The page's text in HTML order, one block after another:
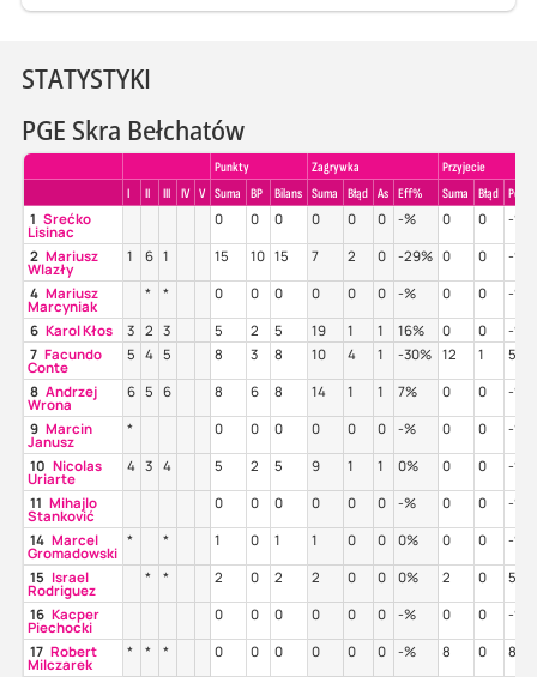
STATYSTYKI
PGE Skra Bełchatów
Punkty Zagrywka
Przyjecie
I
II III IV V Suma BP Bilans Suma Błąd As Eff% Suma Błąd Poz%
1 Srećko
Lisinac
0 0 0 0 0 0 -% 0 0 -%
2 Mariusz
Wlazły
1 6 1 15 10 15 7 2 0 -29% 0 0 -%
4 Mariusz
Marcyniak
* * 0 0 0 0 0 0 -% 0 0 -%
6 Karol Kłos 3 2 3 5 2 5 19 1 1 16% 0 0
-%
7 Facundo
Conte
5 4 5 8 3 8 10 4 1 -30% 12 1 58%
8 Andrzej
Wrona
6 5 6 8 6 8 14 1 1 7% 0 0 -%
9 Marcin
Janusz
* 0 0 0 0 0 0 -% 0 0 -%
10 Nicolas
Uriarte
4 3 4 5 2 5 9 1 1 0% 0 0 -%
11 Mihajlo
Stanković
0 0 0 0 0 0 -% 0 0 -%
14 Marcel
Gromadowski
* * 1 0 1 1 0 0 0% 0 0 -%
15 Israel
Rodriguez
* * 2 0 2 2 0 0 0% 2 0 50%
16 Kacper
Piechocki
0 0 0 0 0 0 -% 0 0 -%
17 Robert
Milczarek
* * * 0 0 0 0 0 0 -% 8 0 88%